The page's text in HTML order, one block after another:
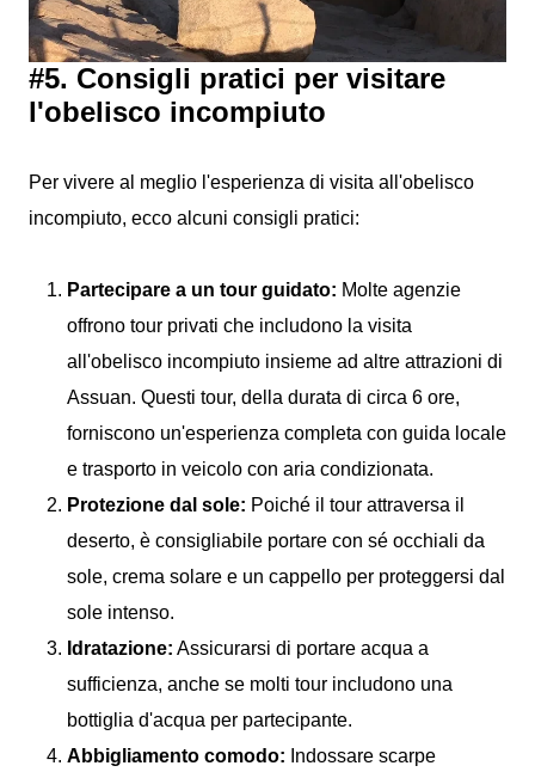
#5. Consigli pratici per visitare
l'obelisco incompiuto
Per vivere al meglio l'esperienza di visita all'obelisco
incompiuto, ecco alcuni consigli pratici:
Partecipare a un tour guidato: Molte agenzie
offrono tour privati che includono la visita
all'obelisco incompiuto insieme ad altre attrazioni di
Assuan. Questi tour, della durata di circa 6 ore,
forniscono un'esperienza completa con guida locale
e trasporto in veicolo con aria condizionata.
Protezione dal sole: Poiché il tour attraversa il
deserto, è consigliabile portare con sé occhiali da
sole, crema solare e un cappello per proteggersi dal
sole intenso.
Idratazione: Assicurarsi di portare acqua a
sufficienza, anche se molti tour includono una
bottiglia d'acqua per partecipante.
Abbigliamento comodo: Indossare scarpe